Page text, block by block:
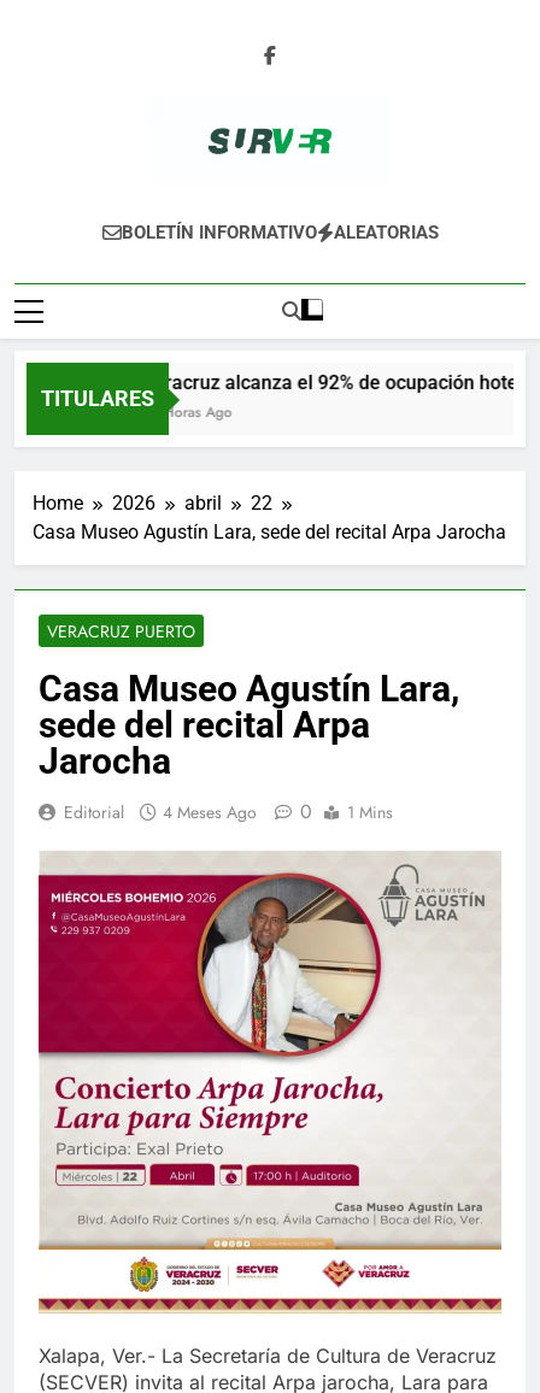
SURVER
BOLETÍN INFORMATIVO ALEATORIAS
TITULARES
Veracruz alcanza el 92% de ocupación
14 Horas Ago
Home 2026 abril
22
Casa Museo Agustín Lara, sede del recital Arpa Jarocha
VERACRUZ PUERTO
Casa Museo Agustín Lara,
sede del recital Arpa
Jarocha
Editorial 4 Meses Ago 0 1 Mins
Xalapa, Ver.- La Secretaría de Cultura de Veracruz
(SECVER) invita al recital Arpa jarocha, Lara para